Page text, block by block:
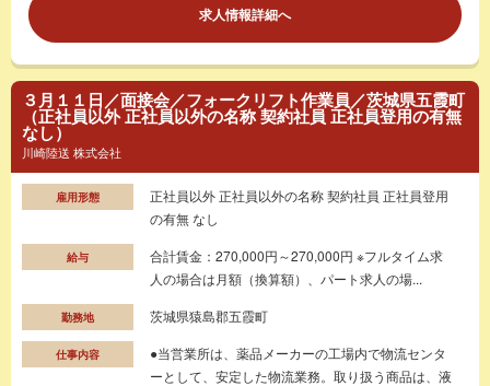
求人情報詳細へ
３月１１日／面接会／フォークリフト作業員／茨城県五霞町
（正社員以外 正社員以外の名称 契約社員 正社員登用の有無
なし）
川崎陸送 株式会社
雇用形態
正社員以外 正社員以外の名称 契約社員 正社員登用
の有無 なし
給与
合計賃金：270,000円～270,000円 ※フルタイム求
人の場合は月額（換算額）、パート求人の場...
勤務地 茨城県猿島郡五霞町
仕事内容
●当営業所は、薬品メーカーの工場内で物流センタ
ーとして、安定した物流業務。取り扱う商品は、液